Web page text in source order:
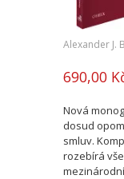
Alexander J.
690,00
Nová
dosud
smluv.
rozebírá